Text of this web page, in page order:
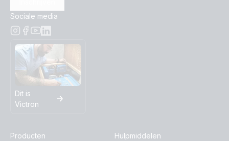
Sociale media
Dit is
Victron
Producten
Hulpmiddelen